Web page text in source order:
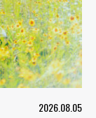
2026.08.05